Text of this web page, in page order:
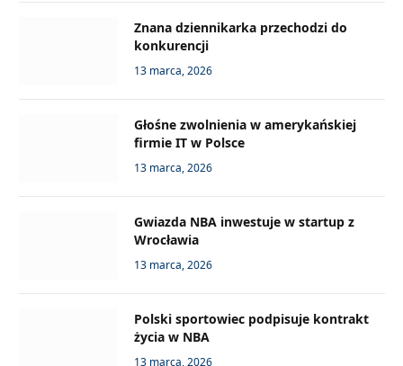
Znana dziennikarka przechodzi do
konkurencji
13 marca, 2026
Głośne zwolnienia w amerykańskiej
firmie IT w Polsce
13 marca, 2026
Gwiazda NBA inwestuje w startup z
Wrocławia
13 marca, 2026
Polski sportowiec podpisuje kontrakt
życia w NBA
13 marca, 2026